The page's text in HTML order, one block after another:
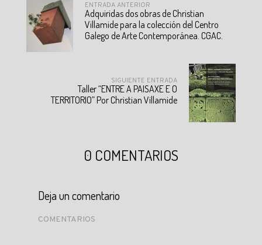
ENTRADA ANTERIOR
Adquiridas dos obras de Christian
Villamide para la colección del Centro
Galego de Arte Contemporánea. CGAC.
SIGUIENTE ENTRADA
Taller “ENTRE A PAISAXE E O
TERRITORIO” Por Christian Villamide
0 COMENTARIOS
Deja un comentario
COMENTARIOS